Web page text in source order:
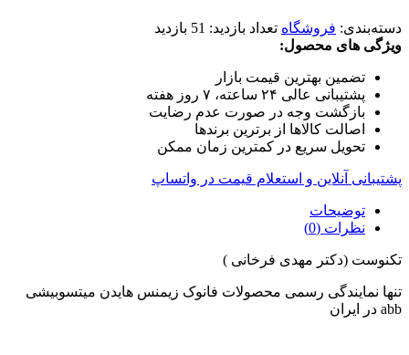
دسته‌بندی: فروشگاه تعداد بازدید: 51 بازدید
ویژگی های محصول:
تضمین بهترین قیمت بازار
پشتیبانی عالی ۲۴ ساعته، ۷ روز هفته
بازگشت وجه در صورت عدم رضایت
اصالت کالاها از برترین برندها
تحویل سریع در کمترین زمان ممکن
پشتیبانی آنلاین و استعلام قیمت در واتساپ
توضیحات
نظرات (0)
تکنوست (دکتر مهدی فرخانی )
تنها نمایندگی رسمی محصولات فانوک زیمنس هایدن میتسوبیشی
abb در ایران